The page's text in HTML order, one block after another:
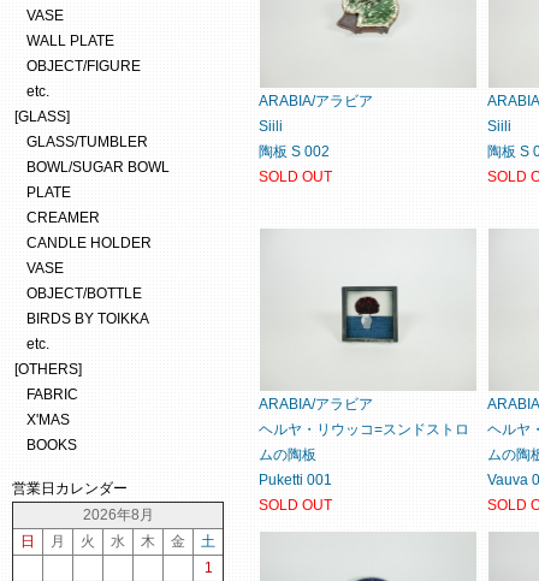
ARABIA/アラビア
Siili
陶板 S 002
SOLD OUT
Siili
陶板 S
SOLD
ARABIA/アラビア
ヘルヤ・リウッコ=スンドストロ
ムの陶板
Puketti 001
SOLD OUT
ヘルヤ
ムの陶
Vauva
SOLD
VASE
WALL PLATE
OBJECT/FIGURE
etc.
[GLASS]
GLASS/TUMBLER
BOWL/SUGAR BOWL
PLATE
CREAMER
CANDLE HOLDER
VASE
OBJECT/BOTTLE
BIRDS BY TOIKKA
etc.
[OTHERS]
FABRIC
X'MAS
BOOKS
営業日カレンダー
2026年8月
日
月 火 水 木 金
土
1